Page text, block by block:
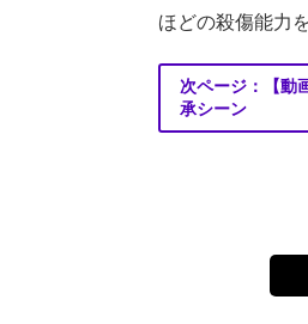
ほどの殺傷能力
次ページ：【動
承シーン